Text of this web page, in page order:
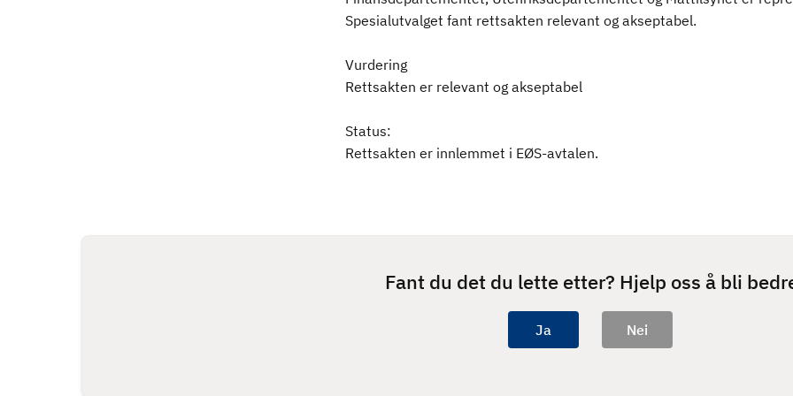
Spesialutvalget fant rettsakten relevant og akseptabel.
Vurdering
Rettsakten er relevant og akseptabel
Status:
Rettsakten er innlemmet i EØS-avtalen.
Fant du det du lette etter? Hjelp oss å bli